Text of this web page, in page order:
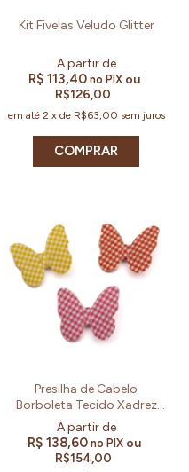
Kit Fivelas Veludo Glitter
R$ 113,40 no PIX ou
R$126,00
em até 2 x de R$63,00 sem juros
COMPRAR
Presilha de Cabelo
Borboleta Tecido Xadrez
Vichy Colorida
R$ 138,60 no PIX ou
R$154,00